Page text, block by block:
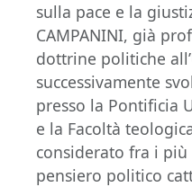
sulla pace e la
CAMPANINI, già
dottrine politiche
successivamente
presso la Pontificia
e la Facoltà
considerato fra i
pensiero politico